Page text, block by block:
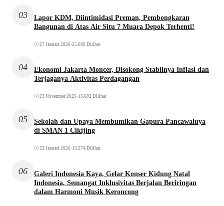
03
Lapor KDM, Diintimidasi Preman, Pembongkaran
Bangunan di Atas Air Situ 7 Muara Depok Terhenti!
27 Januari 2026•25.686 Dilihat
04
Ekonomi Jakarta Moncer, Disokong Stabilnya Inflasi dan
Terjaganya Aktivitas Perdagangan
23 November 2025 •13.682 Dilihat
05
Sekolah dan Upaya Membumikan Gapura Pancawaluya
di SMAN 1 Cikijing
23 Januari 2026•13.574 Dilihat
06
Galeri Indonesia Kaya, Gelar Konser Kidung Natal
Indonesia, Semangat Inklusivitas Berjalan Beriringan
dalam Harmoni Musik Keroncong